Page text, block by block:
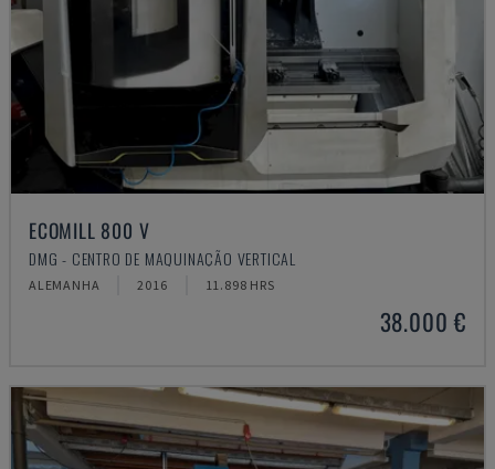
ECOMILL 800 V
DMG - CENTRO DE MAQUINAÇÃO VERTICAL
ALEMANHA 2016 11.898 HRS
38.000 €